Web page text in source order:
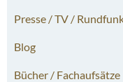
Presse / TV /
Blog
Bücher / Fachaufsätze